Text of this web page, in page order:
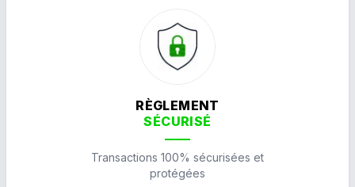
RÈGLEMENT
SÉCURISÉ
Transactions 100% sécurisées et
protégées